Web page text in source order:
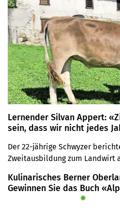
Lernender Silvan Appert:
sein, dass wir nicht jedes
Der 22-jährige Schwyzer
Zweitausbildung zum Landwirt
Kulinarisches Berner
Gewinnen Sie das Buch
✹